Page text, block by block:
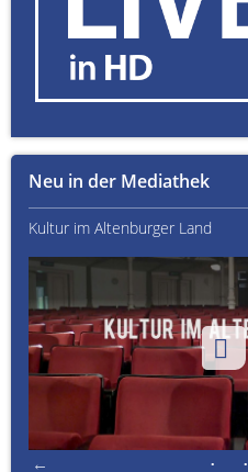
Neu in der Mediathek
Kultur im Altenburger Land